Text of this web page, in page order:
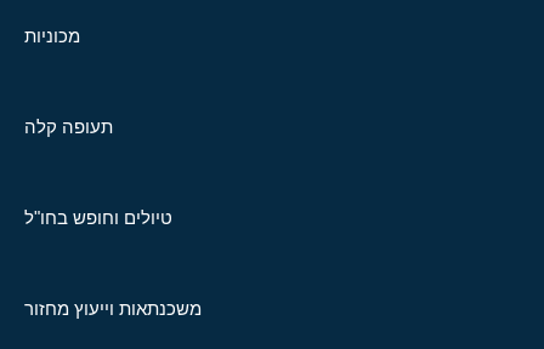
מכוניות
תעופה קלה
טיולים וחופש בחו"ל
משכנתאות וייעוץ מחזור